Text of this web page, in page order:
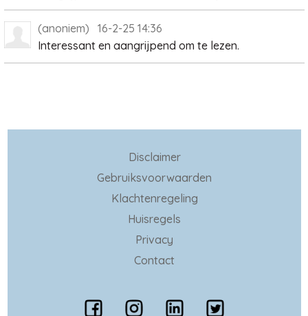
(anoniem) 16-2-25 14:36
Interessant en aangrijpend om te lezen.
Disclaimer
Gebruiksvoorwaarden
Klachtenregeling
Huisregels
Privacy
Contact